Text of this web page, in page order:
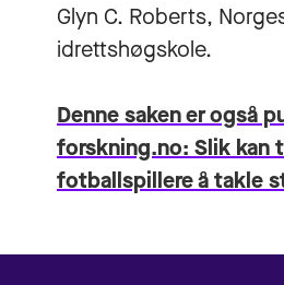
Glyn C. Roberts,
idrettshøgskole.
Denne saken er også
forskning.no: Slik kan
fotballspillere å takle